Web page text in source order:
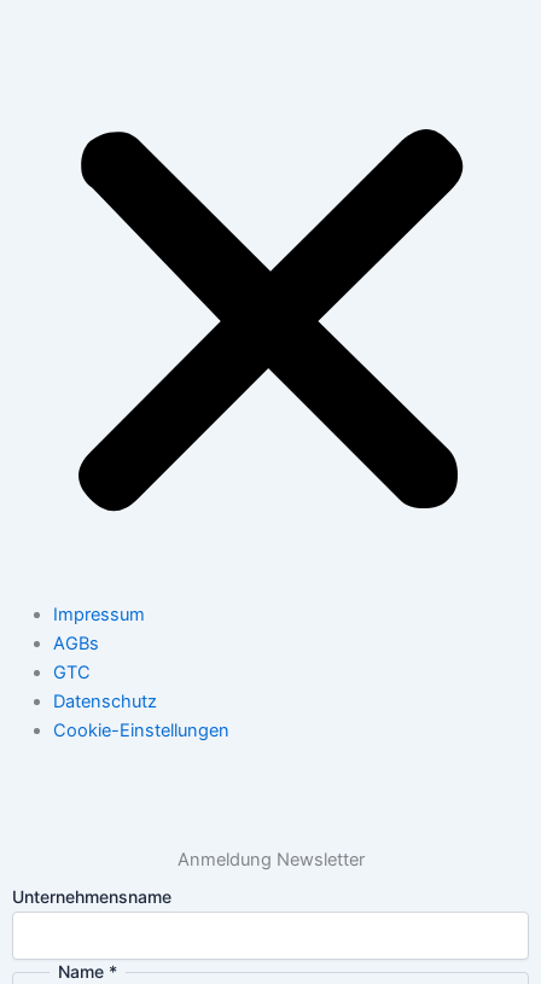
Impressum
AGBs
GTC
Datenschutz
Cookie-Einstellungen
Anmeldung Newsletter
Unternehmensname
Name *